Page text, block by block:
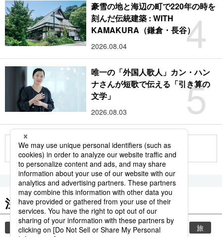
4
豪雪の地と海辺の町で220年の時を
刻んだ伝統建築 : WITH
KAMAKURA（鎌倉・長谷）
2026.08.04
5
唯一の「外国人歌人」カン・ハン
ナさんが短歌で伝える「引き算の
文学」
2026.08.03
もっと見る
注目のキーワード
共同通信ニュース 時事通信ニュース 観光 旅